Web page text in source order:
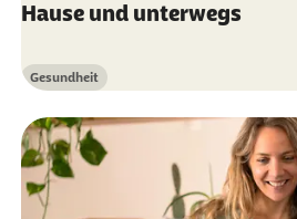
Hause und unterwegs
Kategorie
Gesundheit